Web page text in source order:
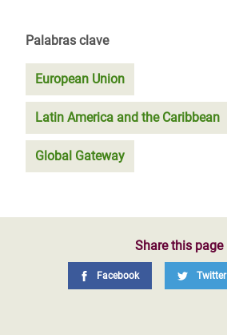
Palabras clave
European Union
Latin America and the Caribbean
Global Gateway
Share this page
Facebook Twitter